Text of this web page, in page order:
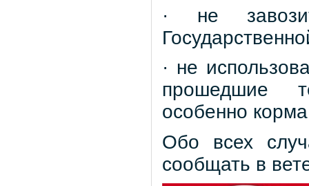
· не
· не
прошедшие
особенно
Обо всех
сообщать в